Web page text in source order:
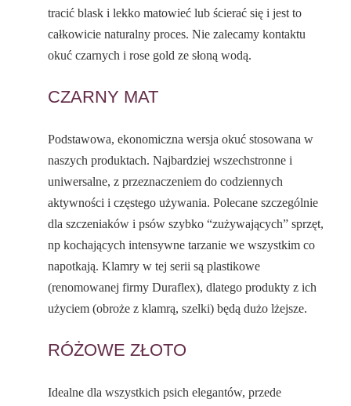
tracić blask i lekko matowieć lub ścierać się i jest to
całkowicie naturalny proces. Nie zalecamy kontaktu
okuć czarnych i rose gold ze słoną wodą.
CZARNY MAT
Podstawowa, ekonomiczna wersja okuć stosowana w
naszych produktach. Najbardziej wszechstronne i
uniwersalne, z przeznaczeniem do codziennych
aktywności i częstego używania. Polecane szczególnie
dla szczeniaków i psów szybko “zużywających” sprzęt,
np kochających intensywne tarzanie we wszystkim co
napotkają. Klamry w tej serii są plastikowe
(renomowanej firmy Duraflex), dlatego produkty z ich
użyciem (obroże z klamrą, szelki) będą dużo lżejsze.
RÓŻOWE ZŁOTO
Idealne dla wszystkich psich elegantów, przede